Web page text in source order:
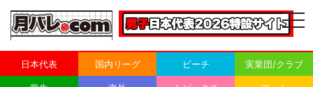
日本代表 国内リーグ ビーチ 実業団/クラブ